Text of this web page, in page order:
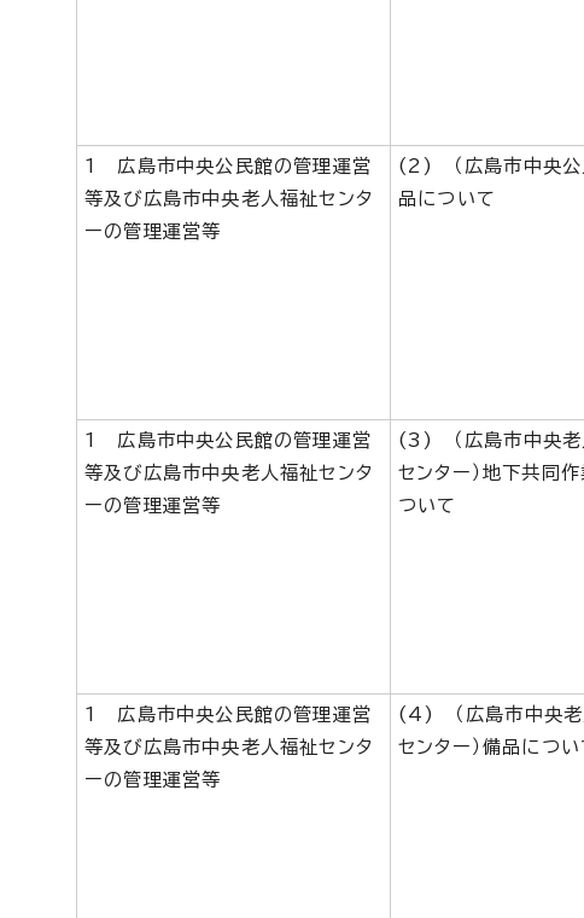
1 広島市中央公民館の管理運営
等及び広島市中央老人福祉センタ
ーの管理運営等
(2) （広島市中央公
品について
1 広島市中央公民館の管理運営
等及び広島市中央老人福祉センタ
ーの管理運営等
(3) （広島市中央老
センター）地下共同
ついて
1 広島市中央公民館の管理運営
等及び広島市中央老人福祉センタ
ーの管理運営等
(4) （広島市中央老
センター）備品につい